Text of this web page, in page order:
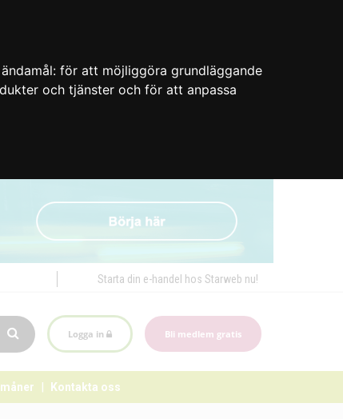
för att möjliggöra grundläggande
och tjänster och för att anpassa
Starta din e-handel hos Starweb nu!
Logga in Bli medlem gratis
Kontakta oss